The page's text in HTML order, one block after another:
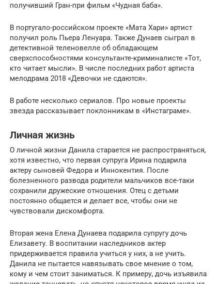
получивший Гран-при фильм «Чудная баба».
В португало-российском проекте «Мата Хари» артист
получил роль Пьера Ленуара. Также Дунаев сыграл в
детективной теленовелле об обладающем
сверхспособностями консультанте-криминалисте «Тот,
кто читает мысли». В числе последних работ артиста
мелодрама 2018 «Девочки не сдаются».
В работе несколько сериалов. Про новые проекты
звезда рассказывает поклонникам в «Инстаграме».
Личная жизнь
О личной жизни Данила старается не распространяться,
хотя известно, что первая супруга Ирина подарила
актеру сыновей Федора и Иннокентия. После
болезненного развода родители мальчиков все-таки
сохранили дружеские отношения. Отец с детьми
постоянно общается и делает все, чтобы они не
чувствовали дискомфорта.
Вторая жена Елена Дунаева подарила супругу дочь
Елизавету. В воспитании наследников актер
придерживается правила учиться у них, а не учить.
Данила не пытается навязывать свое мнение о том,
кому и чем стоит заниматься. К примеру, дочь изъявила